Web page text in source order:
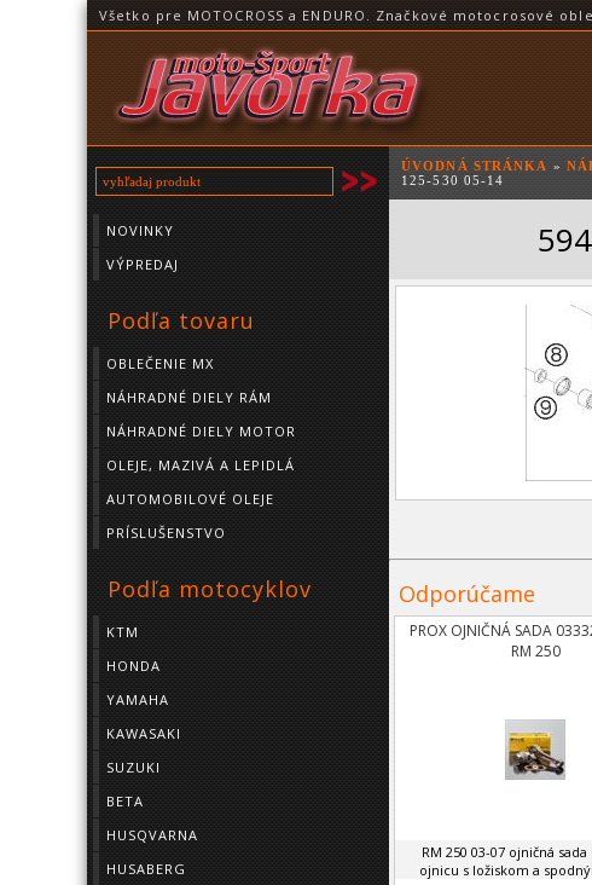
Všetko pre MOTOCROSS a ENDURO. Značkové motocrosové
NOVINKY
VÝPREDAJ
Podľa tovaru
OBLEČENIE MX
NÁHRADNÉ DIELY RÁM
NÁHRADNÉ DIELY MOTOR
OLEJE, MAZIVÁ A LEPIDLÁ
AUTOMOBILOVÉ OLEJE
PRÍSLUŠENSTVO
Podľa motocyklov
KTM
HONDA
YAMAHA
KAWASAKI
SUZUKI
BETA
HUSQVARNA
HUSABERG
ÚVODNÁ STRÁNKA »
125-530 05-14
Odporúčame
PROX OJNIČNÁ SADA
RM 250
RM 250 03-07 ojničná
ojnicu s ložiskom a